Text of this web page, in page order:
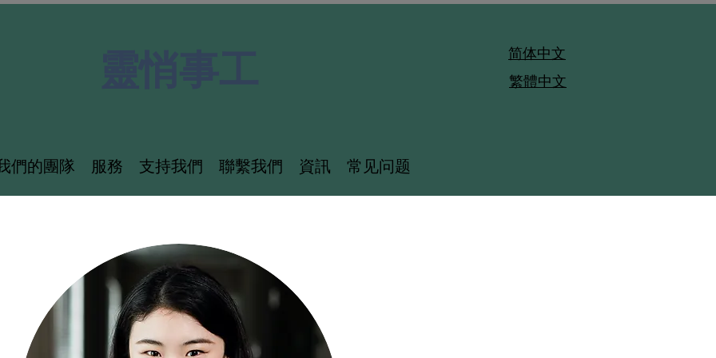
​简体中文
繁體中文
們的團隊 服務 支持我們 聯繫我們 資訊 常见问题